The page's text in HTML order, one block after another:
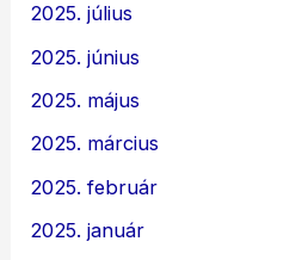
2025. július
2025. június
2025. május
2025. március
2025. február
2025. január